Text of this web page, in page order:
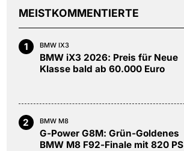
MEISTKOMMENTIERTE
1 BMW IX3
BMW iX3 2026: Preis für Neue
Klasse bald ab 60.000 Euro
2 BMW M8
G-Power G8M: Grün-Goldenes
BMW M8 F92-Finale mit 820 PS